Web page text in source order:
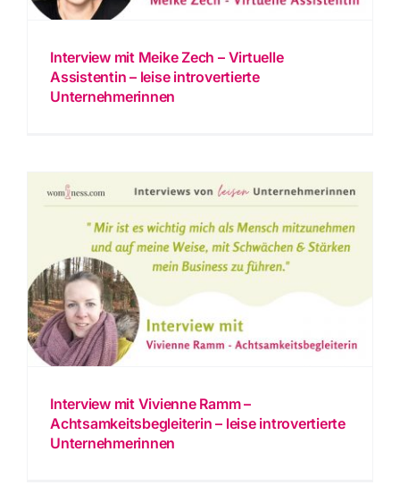
Interview mit Meike Zech – Virtuelle
Assistentin – leise introvertierte
Unternehmerinnen
Interview mit Vivienne Ramm –
Achtsamkeitsbegleiterin – leise introvertierte
Unternehmerinnen